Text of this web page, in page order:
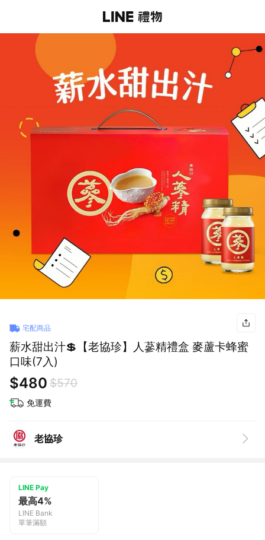
宅配商品
薪水甜出汁💲【老協珍】人蔘精禮盒 麥蘆卡蜂蜜
口味(7入)
$480 $570
免運費
老協珍
LINE Pay
最高4%
LINE Bank
單筆滿額